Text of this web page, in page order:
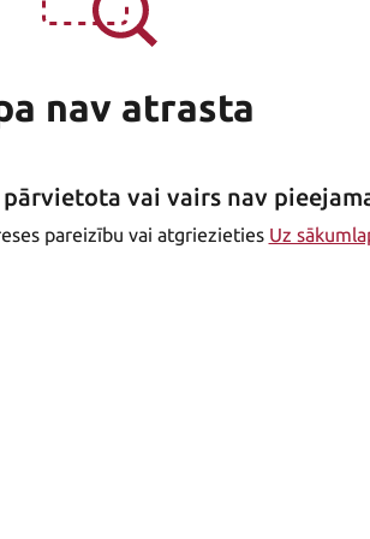
nav atrasta
pārvietota vai vairs nav
pareizību vai atgriezieties Uz